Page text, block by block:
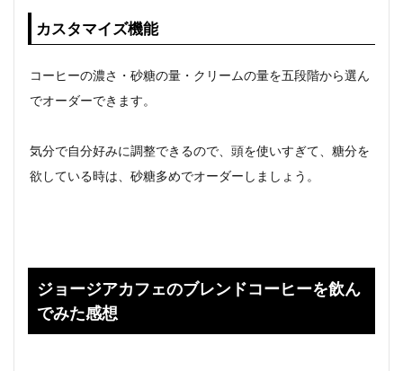
カスタマイズ機能
コーヒーの濃さ・砂糖の量・クリームの量を五段階から選ん
でオーダーできます。
気分で自分好みに調整できるので、頭を使いすぎて、糖分を
欲している時は、砂糖多めでオーダーしましょう。
ジョージアカフェのブレンドコーヒーを飲ん
でみた感想